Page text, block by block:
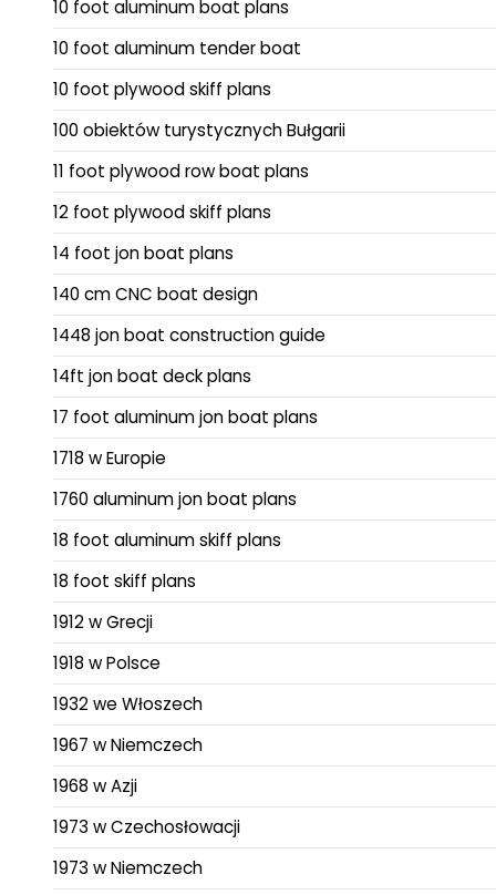
10 foot aluminum boat plans
10 foot aluminum tender boat
10 foot plywood skiff plans
100 obiektów turystycznych Bułgarii
11 foot plywood row boat plans
12 foot plywood skiff plans
14 foot jon boat plans
140 cm CNC boat design
1448 jon boat construction guide
14ft jon boat deck plans
17 foot aluminum jon boat plans
1718 w Europie
1760 aluminum jon boat plans
18 foot aluminum skiff plans
18 foot skiff plans
1912 w Grecji
1918 w Polsce
1932 we Włoszech
1967 w Niemczech
1968 w Azji
1973 w Czechosłowacji
1973 w Niemczech